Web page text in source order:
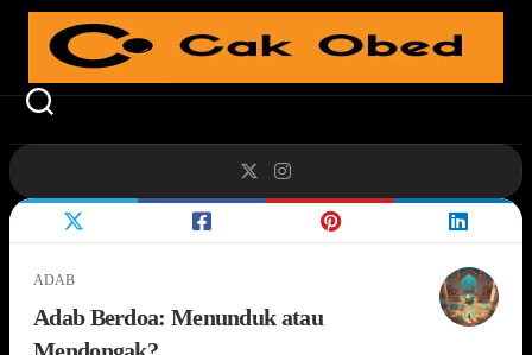
Skip
content
ADAB
Adab Berdoa: Menunduk atau